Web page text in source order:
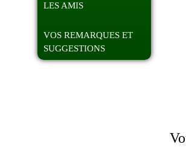
LES AMIS
VOS REMARQUES ET
SUGGESTIONS